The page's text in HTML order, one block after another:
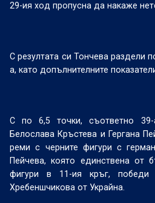
29-ия ход пропусна да накаже
С резултата си Тончева раздели
а, като допълнителните
С по 6,5 точки, съответно
Белослава Кръстева и Гергана
реми с черните фигури с
Пейчева, която единствена от
фигури в 11-ия кръг, победи
Хребеншчикова от Украйна.